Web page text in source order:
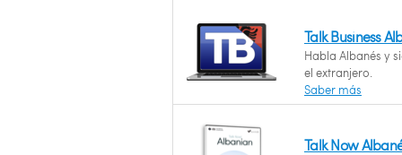
Talk Business
Habla Albanés y
el extranjero.
Saber más
Talk Now